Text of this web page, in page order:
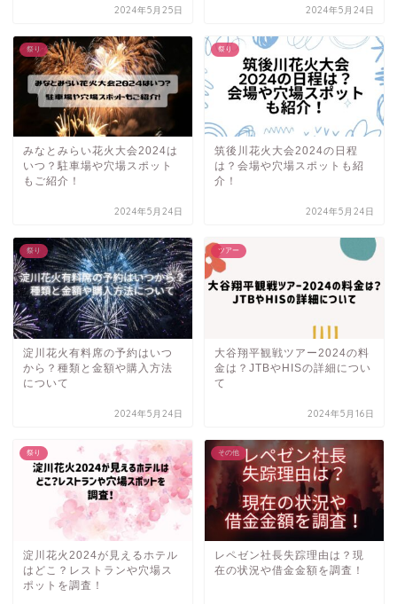
2024年5月25日 2024年5月24日
祭り
みなとみらい花火大会2024は
いつ？駐車場や穴場スポット
もご紹介！
2024年5月24日
祭り
筑後川花火大会2024の日程
は？会場や穴場スポットも紹
介！
2024年5月24日
祭り
淀川花火有料席の予約はいつ
から？種類と金額や購入方法
について
2024年5月24日
ツアー
大谷翔平観戦ツアー2024の料
金は？JTBやHISの詳細につい
て
2024年5月16日
祭り
淀川花火2024が見えるホテル
はどこ？レストランや穴場ス
ポットを調査！
その他
レペゼン社長失踪理由は？現
在の状況や借金金額を調査！